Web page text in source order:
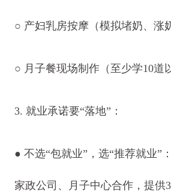
○ 产妇乳房按摩（模拟堵奶、涨
○ 月子餐现场制作（至少学10道
3. 就业承诺要“落地”：
● 不选“包就业”，选“推荐就业”
家政公司、月子中心合作，提供